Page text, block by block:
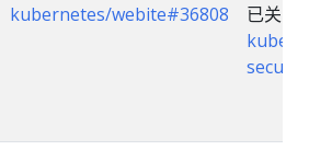
kubernetes/webite#36808
已关闭